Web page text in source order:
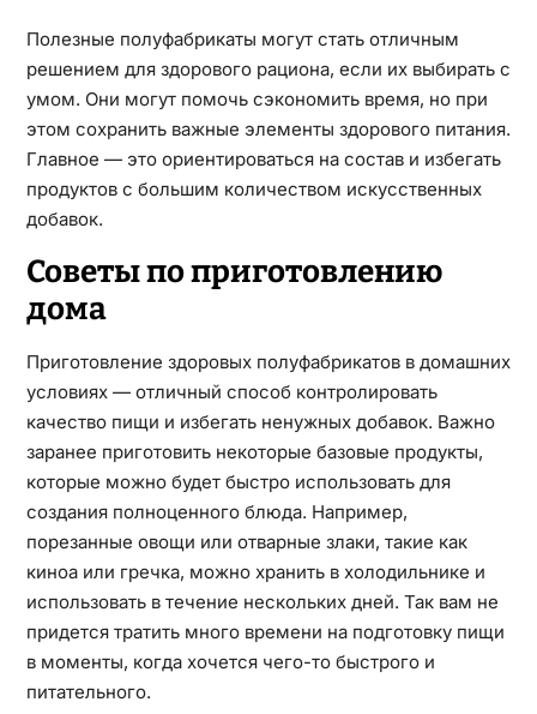
Полезные полуфабрикаты могут стать отличным
решением для здорового рациона, если их выбирать с
умом. Они могут помочь сэкономить время, но при
этом сохранить важные элементы здорового питания.
Главное — это ориентироваться на состав и избегать
продуктов с большим количеством искусственных
добавок.
Советы по приготовлению
дома
Приготовление здоровых полуфабрикатов в домашних
условиях — отличный способ контролировать
качество пищи и избегать ненужных добавок. Важно
заранее приготовить некоторые базовые продукты,
которые можно будет быстро использовать для
создания полноценного блюда. Например,
порезанные овощи или отварные злаки, такие как
киноа или гречка, можно хранить в холодильнике и
использовать в течение нескольких дней. Так вам не
придется тратить много времени на подготовку пищи
в моменты, когда хочется чего-то быстрого и
питательного.